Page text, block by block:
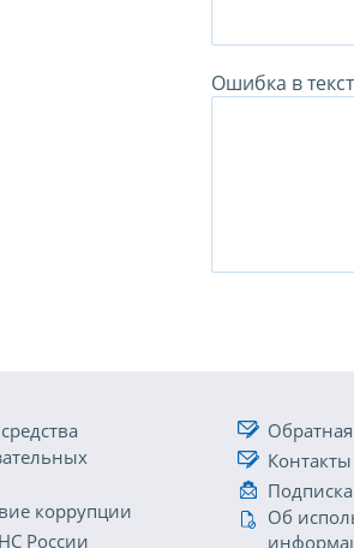
Ошибка в
коррупции
России
Контакты
Об